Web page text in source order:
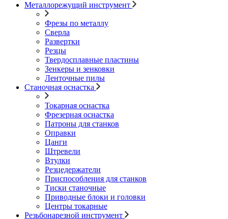
Металлорежущий инструмент
Фрезы по металлу
Сверла
Развертки
Резцы
Твердосплавные пластины
Зенкеры и зенковки
Ленточные пилы
Станочная оснастка
Токарная оснастка
Фрезерная оснастка
Патроны для станков
Оправки
Цанги
Штревели
Втулки
Резцедержатели
Приспособления для станков
Тиски станочные
Приводные блоки и головки
Центры токарные
Резьбонарезной инструмент